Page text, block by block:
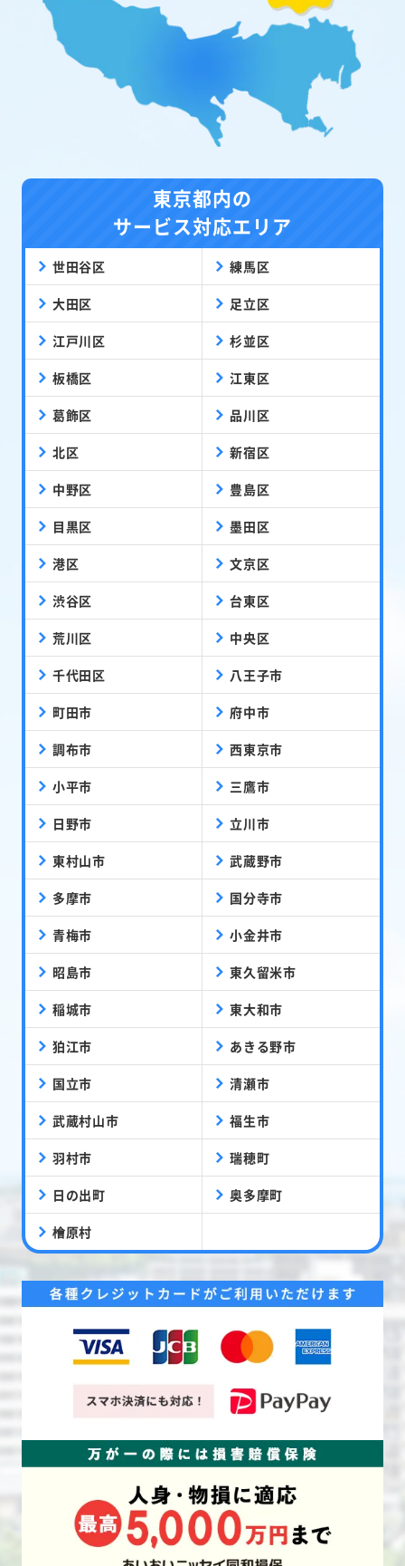
東京都内の
サービス対応エリア
世田谷区 練馬区
大田区 足立区
江戸川区 杉並区
板橋区 江東区
葛飾区 品川区
北区 新宿区
中野区 豊島区
目黒区 墨田区
港区 文京区
渋谷区 台東区
荒川区 中央区
千代田区 八王子市
町田市 府中市
調布市 西東京市
小平市 三鷹市
日野市 立川市
東村山市 武蔵野市
多摩市 国分寺市
青梅市 小金井市
昭島市 東久留米市
稲城市 東大和市
狛江市 あきる野市
国立市 清瀬市
武蔵村山市 福生市
羽村市 瑞穂町
日の出町 奥多摩町
檜原村